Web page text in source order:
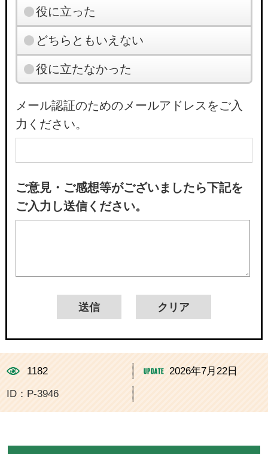
役に立った
どちらともいえない
役に立たなかった
メール認証のためのメールアドレスをご入
力ください。
ご意見・ご感想等がございましたら下記を
ご入力し送信ください。
1182 2026年7月22日
ID：P-3946